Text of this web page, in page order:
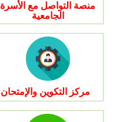
منصة التواصل مع الأسرة
الجامعية
مركز التكوين والإمتحان